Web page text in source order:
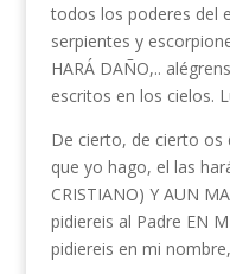
todos los poderes del
serpientes y
HARÁ DAÑO,..
escritos en los cielos.
De cierto, de cierto os
que yo hago, el las
CRISTIANO) Y AUN
pidiereis al Padre EN
pidiereis en mi